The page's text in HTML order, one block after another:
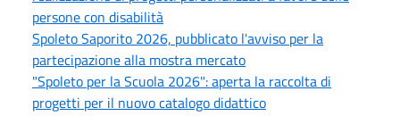
persone con disabilità
Spoleto Saporito 2026, pubblicato l'avviso per la
partecipazione alla mostra mercato
"Spoleto per la Scuola 2026": aperta la raccolta di
progetti per il nuovo catalogo didattico